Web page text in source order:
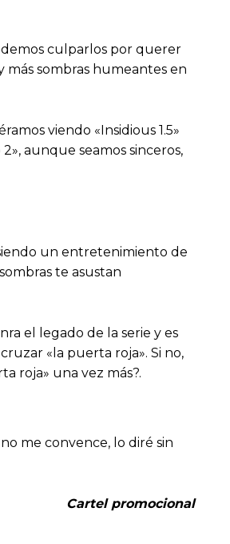
culparlos por querer
más sombras humeantes en
viendo «Insidious 1.5»
aunque seamos sinceros,
un entretenimiento de
te asustan
el legado de la serie y es
«la puerta roja». Si no,
roja» una vez más?.
me convence, lo diré sin
Cartel promocional